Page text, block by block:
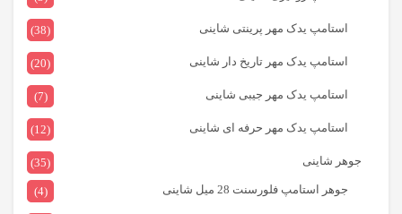
استامپ یدک مهر پرینتی شاینی (38)
استامپ یدک مهر تاریخ دار شاینی (20)
استامپ یدک مهر جیبی شاینی (7)
استامپ یدک مهر حرفه ای شاینی (12)
جوهر شاینی
(35)
جوهر استامپ فلورسنت 28 میل شاینی
(4)